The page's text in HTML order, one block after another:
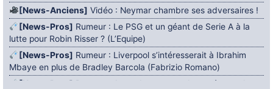
[News-Anciens] Vidéo : Neymar chambre ses adversaires !
[News-Pros] Rumeur : Le PSG et un géant de Serie A à la
lutte pour Robin Risser ? (L’Equipe)
[News-Pros] Rumeur : Liverpool s’intéresserait à Ibrahim
Mbaye en plus de Bradley Barcola (Fabrizio Romano)
[News-Pros]
Rumeur : Accord contractuel trouvé entre le